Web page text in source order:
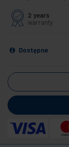
2 years
warranty
Dostępne